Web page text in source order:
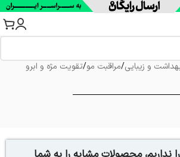
و زیبایی/مراقبت مو/تقویت مژه و ابرو